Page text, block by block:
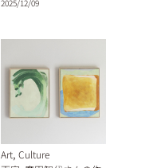
2025/12/09
Art, Culture